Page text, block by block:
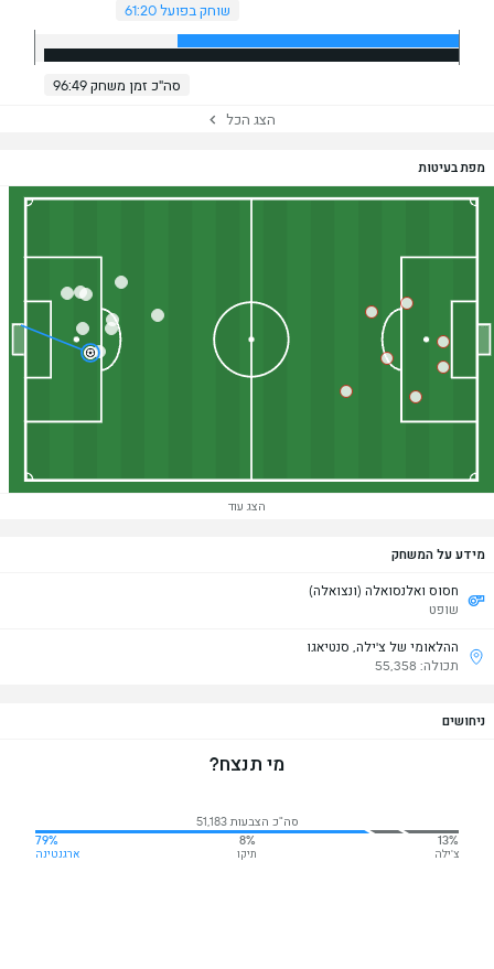
שוחק בפועל 61:20
סה"כ זמן משחק 96:49
הצג הכל
מפת בעיטות
הצג עוד
מידע על המשחק
חסוס ואלנסואלה (ונצואלה)
שופט
ההלאומי של צ'ילה, סנטיאגו
תכולה: 55,358
ניחושים
מי תנצח?
סה"כ הצבעות 51,183
13%
צ'ילה
8%
תיקו
79%
ארגנטינה